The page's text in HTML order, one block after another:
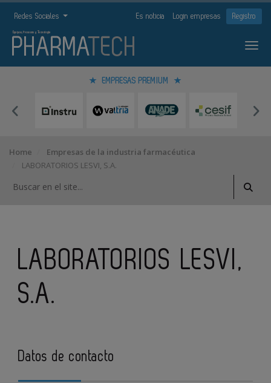
Redes Sociales Es noticia Login empresas Registro
EMPRESAS PREMIUM
Home
Empresas de la industria farmacéutica
LABORATORIOS LESVI, S.A.
LABORATORIOS LESVI,
S.A.
Datos de contacto